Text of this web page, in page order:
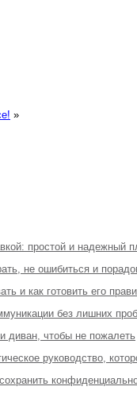
»
простой и надежный
не ошибиться и
и как готовить его
без лишних
диван, чтобы не пожалеть
руководство,